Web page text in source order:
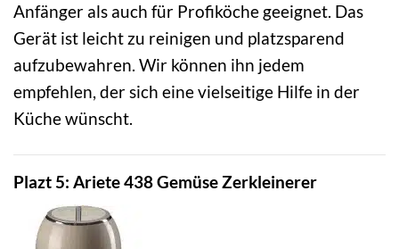
Anfänger als auch für Profiköche geeignet. Das
Gerät ist leicht zu reinigen und platzsparend
aufzubewahren. Wir können ihn jedem
empfehlen, der sich eine vielseitige Hilfe in der
Küche wünscht.
Plazt 5: Ariete 438 Gemüse Zerkleinerer